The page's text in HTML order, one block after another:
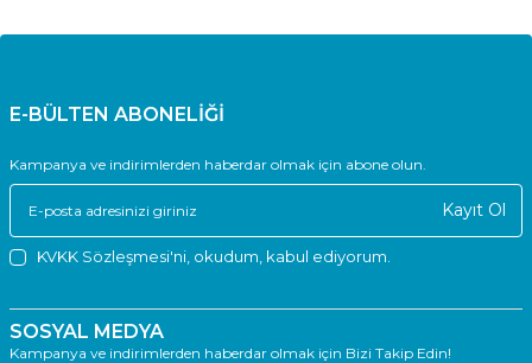
E-BÜLTEN ABONELİĞİ
Kampanya ve indirimlerden haberdar olmak için abone olun.
Kayıt Ol
KVKK Sözleşmesi'ni , okudum, kabul ediyorum.
SOSYAL MEDYA
Kampanya ve indirimlerden haberdar olmak için Bizi Takip Edin!